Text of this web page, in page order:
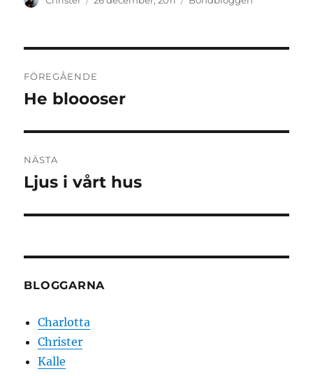
FÖREGÅENDE
Föregående
He bloooser
NÄSTA
Nästa
Ljus i vårt hus
BLOGGARNA
Charlotta
Christer
Kalle